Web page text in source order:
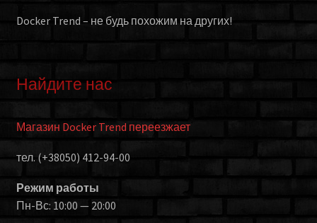
Docker Trend – не будь похожим на других!
Найдите нас
Магазин Docker Trend переезжает
тел. (+38050) 412-94-00
Режим работы
Пн-Вс: 10:00 — 20:00